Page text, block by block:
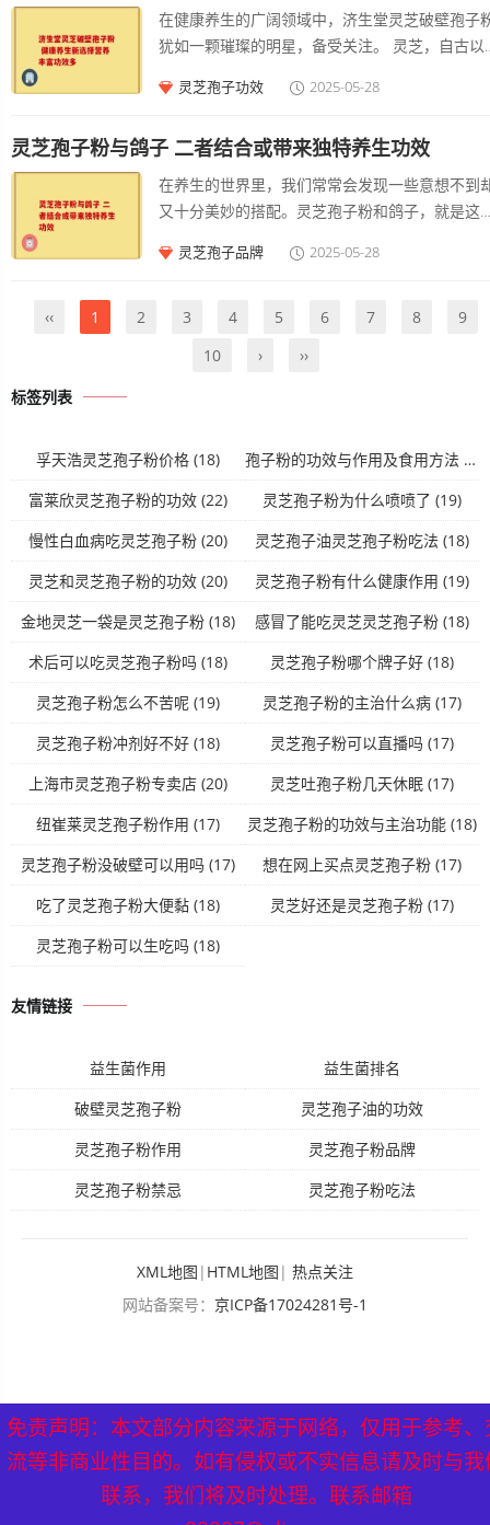
粉与蜜糖各自的营养价值 孢子粉是某些植物（如
芝等）所产生的微小胞子，它富含氨基酸、蛋白
参差不齐，尤其是在市场上，某些品牌的孢子粉
品质的一种方式。
在健康养生的广阔领域中，济生堂灵芝破壁孢子
犹如一颗璀璨的明星，备受关注。 灵芝，自古以
芝破壁孢子粉更是将灵芝的精华发挥到了极致。
子的坚硬外壳，使得其中蕴含的丰富营养成分能
被人体充分吸收。这一技术突破，是济生堂灵芝
壁孢子粉的一大亮点。 济生堂在灵芝破壁孢子粉
的种植开始，就精心挑选适宜的环境，确保灵芝
粉后，运用先进的破壁技术，同时保留其活性成
壁孢子粉的品质在市场上脱颖而出。
灵芝孢子功效 2025-05-28
灵芝孢子粉与鸽子 二者结合或带来独特养生功效
在养生的世界里，我们常常会发现一些意想不到
又十分美妙的搭配。灵芝孢子粉和鸽子，就是这
这一来自灵芝的精华，自古以来就被视为珍贵的
类化合物等。灵芝多糖具有调节、抗、等多种功
的防御能力，帮助身体抵御外界菌的侵袭。三萜
就像是给身体注入了一股源源不断的活力源泉，
内而外改善身体机能。
灵芝孢子品牌 2025-05-28
‹‹ 1 2 3 4 5 6 7 8
9
10
›
››
标签列表
孚天浩灵芝孢子粉价格 (18) 孢子粉的功效与作用及食用方法
富莱欣灵芝孢子粉的功效 (22) 灵芝孢子粉为什么喷喷了 (19)
慢性白血病吃灵芝孢子粉 (20) 灵芝孢子油灵芝孢子粉吃法 (18)
灵芝和灵芝孢子粉的功效 (20) 灵芝孢子粉有什么健康作用 (19)
金地灵芝一袋是灵芝孢子粉 (18) 感冒了能吃灵芝灵芝孢子粉 (18)
术后可以吃灵芝孢子粉吗 (18) 灵芝孢子粉哪个牌子好 (18)
灵芝孢子粉怎么不苦呢 (19) 灵芝孢子粉的主治什么病 (17)
灵芝孢子粉冲剂好不好 (18) 灵芝孢子粉可以直播吗 (17)
上海市灵芝孢子粉专卖店 (20) 灵芝吐孢子粉几天休眠 (17)
纽崔莱灵芝孢子粉作用 (17) 灵芝孢子粉的功效与主治功能 (18)
灵芝孢子粉没破壁可以用吗 (17) 想在网上买点灵芝孢子粉 (17)
吃了灵芝孢子粉大便黏 (18) 灵芝好还是灵芝孢子粉 (17)
灵芝孢子粉可以生吃吗 (18)
友情链接
益生菌作用
益生菌排名
破壁灵芝孢子粉
灵芝孢子油的功效
灵芝孢子粉作用
灵芝孢子粉品牌
灵芝孢子粉禁忌
灵芝孢子粉吃法
XML地图 | HTML地图 | 热点关注
网站备案号： 京ICP备17024281号-1
免责声明：本文部分内容来源于网络，仅用于参考、
流等非商业性目的。如有侵权或不实信息请及时与我
联系，我们将及时处理。联系邮箱